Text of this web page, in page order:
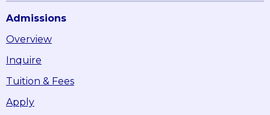
Admissions
Overview
Inquire
Tuition & Fees
Apply